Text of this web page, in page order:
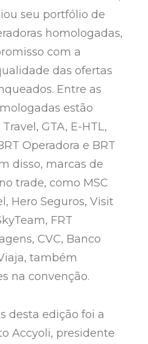
seu portfólio de
homologadas,
com a
das ofertas
Entre as
estão
GTA, E-HTL,
Operadora e BRT
disso, marcas de
trade, como MSC
Hero Seguros, Visit
FRT
CVC, Banco
também
na convenção.
desta edição foi a
Accyoli, presidente